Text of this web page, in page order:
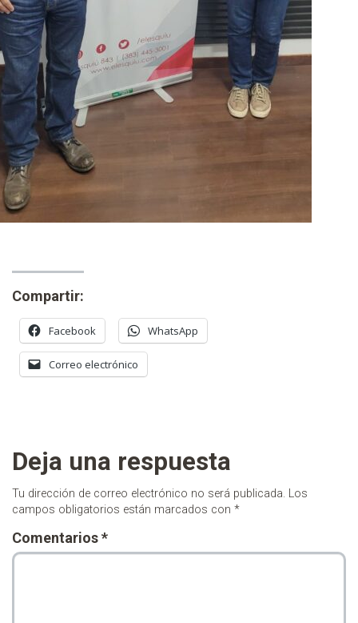
Compartir:
Facebook WhatsApp
Correo electrónico
Deja una respuesta
Tu dirección de correo electrónico no será publicada. Los
campos obligatorios están marcados con *
Comentarios*